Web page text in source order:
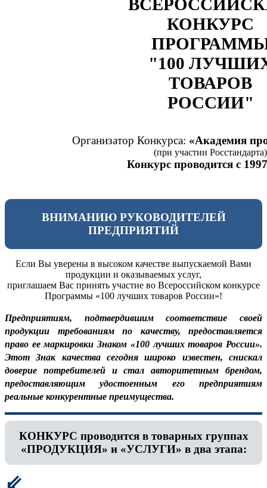
КОНКУРС
"100
ТОВАРОВ
РОССИИ"
Организатор Конкурса: «Академия
(при участии Росстандарта)
Конкурс проводится с
ВНИМАНИЮ РУКОВОДИТЕЛЕЙ
ПРЕДПРИЯТИЙ
Если Вы уверены в высоком качестве выпускаемой Вами
продукции и оказываемых услуг,
приглашаем Вас принять участие во Всероссийском конкурсе
Программы «100 лучших товаров России»!
Предприятиям, подтвердившим соответствие своей
продукции требованиям по качеству, предоставляется
право ее маркировки Знаком «100 лучших товаров России».
Этот Знак качества сегодня широко известен, снискал
доверие потребителей и стал авторитетным брендом,
предоставляющим удостоенным его предприятиям
реальные конкурентные преимущества.
КОНКУРС проводится в товарных группах
«ПРОДУКЦИЯ» и «УСЛУГИ» в два этапа:
⇙